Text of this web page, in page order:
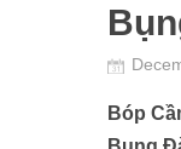
Bóp